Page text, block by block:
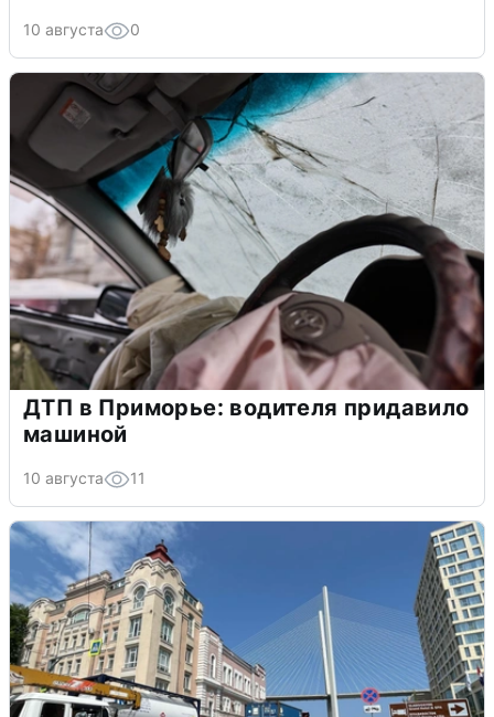
10 августа 0
ДТП в Приморье: водителя придавило
машиной
10 августа 11